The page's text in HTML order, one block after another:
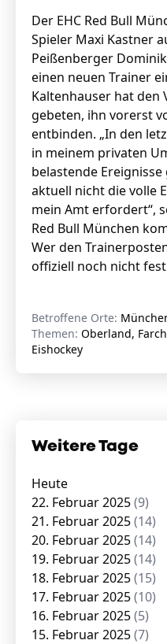
Der EHC Red Bull
Spieler Maxi Kastner
Peißenberger
einen neuen Trainer
Kaltenhauser hat den
gebeten, ihn vorerst
entbinden. „In den
in meinem privaten
belastende
aktuell nicht die volle
mein Amt erfordert“,
Red Bull München
Wer den
offiziell noch nicht
Betroffene Orte:
Themen: Oberland,
Eishockey
Weitere Tage
Heute
22. Februar 2025(9)
21. Februar 2025(14)
20. Februar 2025(14)
19. Februar 2025(14)
18. Februar 2025(15)
17. Februar 2025(10)
16. Februar 2025(5)
15. Februar 2025(7)